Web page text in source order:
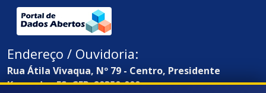
Endereço / Ouvidoria:
Rua Átila Vivaqua, Nº 79 - Centro, Presidente
Kennedy - ES, CEP: 29350-000